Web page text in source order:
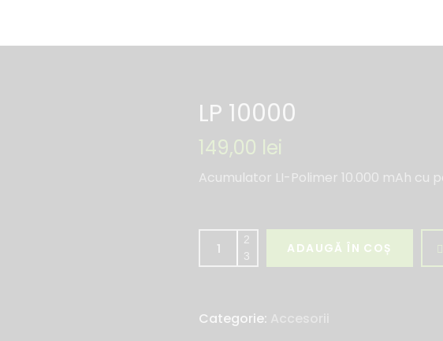
LP 10000
149,00 lei
Acumulator LI-Polimer 10.000 mAh cu
ADAUGĂ ÎN COȘ
Categorie: